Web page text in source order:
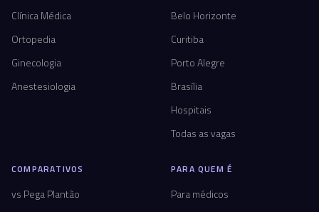
Clínica Médica
Ortopedia
Ginecologia
Anestesiologia
Belo Horizonte
Curitiba
Porto Alegre
Brasília
Hospitais
Todas as vagas
COMPARATIVOS
vs Pega Plantão
PARA QUEM É
Para médicos